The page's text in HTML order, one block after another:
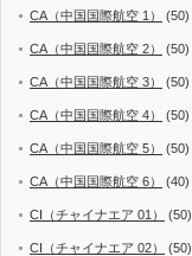
CA（中国国際航空 1） (50)
CA（中国国際航空 2） (50)
CA（中国国際航空 3） (50)
CA（中国国際航空 4） (50)
CA（中国国際航空 5） (50)
CA（中国国際航空 6） (40)
CI（チャイナエア 01） (50)
CI（チャイナエア 02） (50)